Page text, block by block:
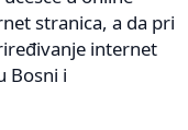
stranica, a da pri
internet
Bosni i